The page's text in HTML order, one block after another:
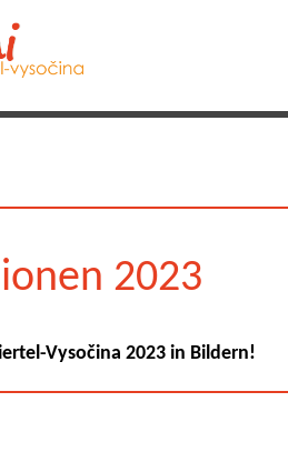
2023
Vysočina 2023 in Bildern!